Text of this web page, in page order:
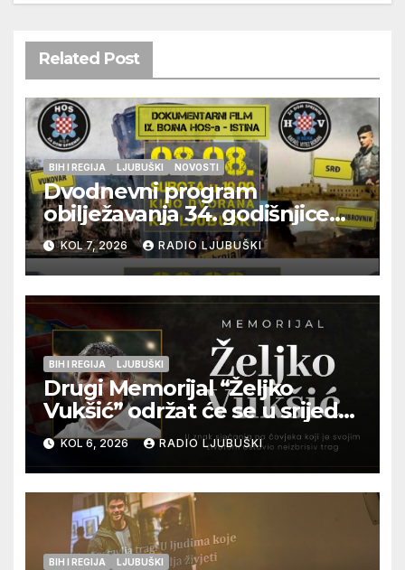
Related Post
BIH I REGIJA LJUBUŠKI NOVOSTI
Dvodnevni program
obilježavanja 34. godišnjice
pogibije generala Blaža
Kraljevića i osmorice
pripadnika HOS-a
KOL 7, 2026 RADIO LJUBUŠKI
BIH I REGIJA LJUBUŠKI
Drugi Memorijal “Željko
Vukšić” održat će se u srijedu
12. kolovoza u Otoku
KOL 6, 2026 RADIO LJUBUŠKI
BIH I REGIJA LJUBUŠKI